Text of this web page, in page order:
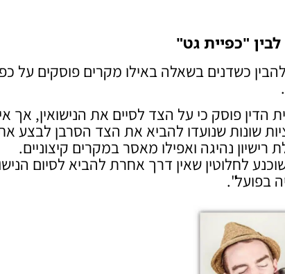
"כפיית גט"
כשדנים בשאלה באילו מקרים פוסקים על
הדין פוסק כי על הצד לסיים את הנישואין, אך
שונות שנועדו להביא את הצד הסרבן לבצע
רישיון נהיגה ואפילו מאסר במקרים קיצוניים.
לחלוטין שאין דרך אחרת להביא לסיום
בפועל".